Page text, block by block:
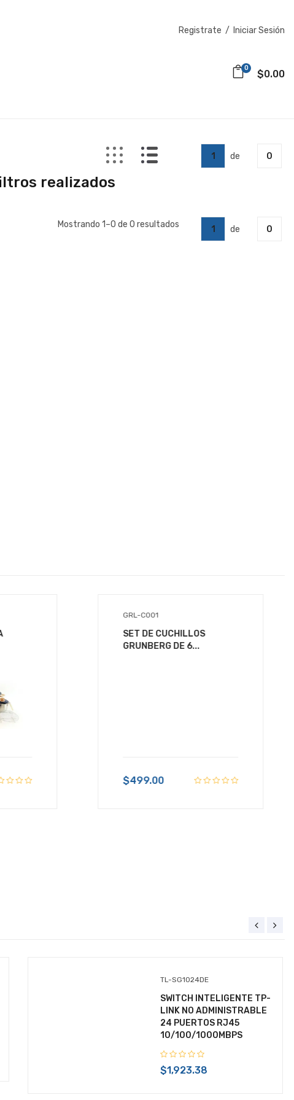
Registrate / Iniciar Sesión
$0.00
0
1 de 0
realizados
Mostrando 1–0 de 0 resultados 1 de 0
GRL-C001
SET DE CUCHILLOS
GRUNBERG DE 6...
$499.00
TL-SG1024DE
SWITCH INTELIGENTE TP-
LINK NO ADMINISTRABLE
24 PUERTOS RJ45
10/100/1000MBPS
$1,923.38